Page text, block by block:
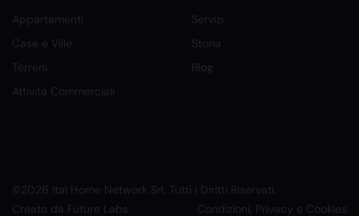
Appartamenti
Case e Ville
Terreni
Attività Commerciali
Servizi
Storia
Blog
©2026 Ital Home Network Srl. Tutti i Diritti Riservati.
Creato da Future Labs
Condizioni, Privacy e Cookies